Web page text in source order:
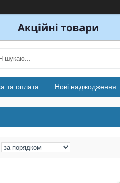
та оплата Нові наджодження